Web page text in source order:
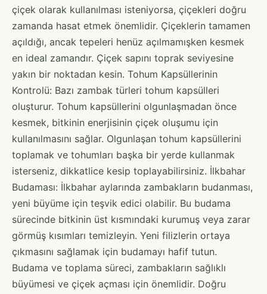
çiçek olarak kullanılması isteniyorsa, çiçekleri doğru
zamanda hasat etmek önemlidir. Çiçeklerin tamamen
açıldığı, ancak tepeleri henüz açılmamışken kesmek
en ideal zamandır. Çiçek sapını toprak seviyesine
yakın bir noktadan kesin. Tohum Kapsüllerinin
Kontrolü: Bazı zambak türleri tohum kapsülleri
oluşturur. Tohum kapsüllerini olgunlaşmadan önce
kesmek, bitkinin enerjisinin çiçek oluşumu için
kullanılmasını sağlar. Olgunlaşan tohum kapsüllerini
toplamak ve tohumları başka bir yerde kullanmak
isterseniz, dikkatlice kesip toplayabilirsiniz. İlkbahar
Budaması: İlkbahar aylarında zambakların budanması,
yeni büyüme için teşvik edici olabilir. Bu budama
sürecinde bitkinin üst kısmındaki kurumuş veya zarar
görmüş kısımları temizleyin. Yeni filizlerin ortaya
çıkmasını sağlamak için budamayı hafif tutun.
Budama ve toplama süreci, zambakların sağlıklı
büyümesi ve çiçek açması için önemlidir. Doğru